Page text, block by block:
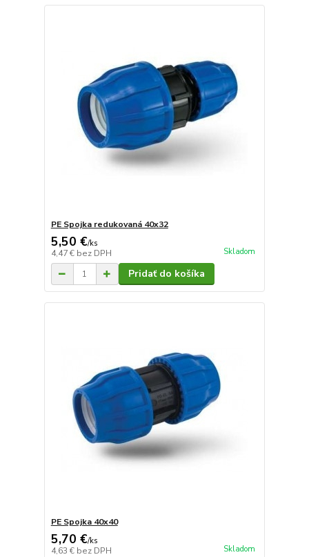
PE Spojka redukovaná 40x32
5,50 €/ks
4,47 € bez DPH Skladom
Pridať do košíka
PE Spojka 40x40
5,70 €/ks
4,63 € bez DPH Skladom